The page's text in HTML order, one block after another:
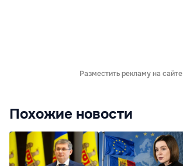
Разместить рекламу на сайте
Похожие новости